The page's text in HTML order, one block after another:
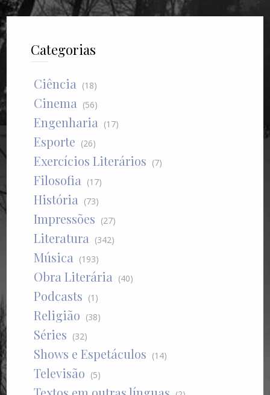
Categorias
Ciência (18)
Cinema (56)
Engenharia (17)
Esporte (26)
Exercícios Literários (7)
Filosofia (17)
História (73)
Impressões (27)
Literatura (342)
Música (193)
Obra Literária (40)
Podcasts (1)
Religião (38)
Séries (32)
Shows e Espetáculos (14)
Televisão (5)